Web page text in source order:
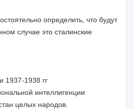
определить, что будут
случае это сталинские
1937-1938 гг
интеллигенции
целых народов.